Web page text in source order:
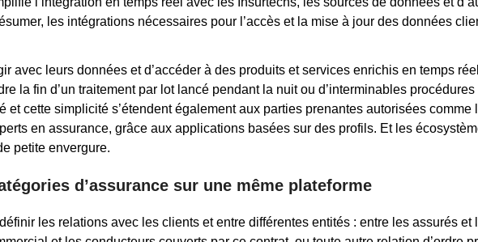
les intégrations nécessaires pour l’accès et la mise à jour des données
avec leurs données et d’accéder à des produits et services enrichis en temps
la fin d’un traitement par lot lancé pendant la nuit ou d’interminables
cette simplicité s’étendent également aux parties prenantes autorisées comme
en assurance, grâce aux applications basées sur des profils. Et les
petite envergure.
d’assurance sur une même plateforme
les relations avec les clients et entre différentes entités : entre les assurés et